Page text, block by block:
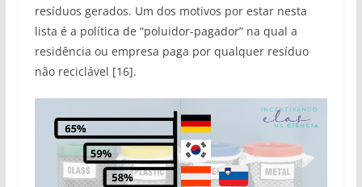
resíduos gerados. Um dos motivos por estar nesta
lista é a política de “poluidor-pagador” na qual a
residência ou empresa paga por qualquer resíduo
não reciclável [16].